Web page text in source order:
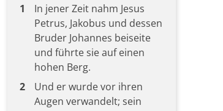
1
In jener Zeit nahm Jesus
Petrus, Jakobus und dessen
Bruder Johannes beiseite
und führte sie auf einen
hohen Berg.
2
Und er wurde vor ihren
Augen verwandelt; sein